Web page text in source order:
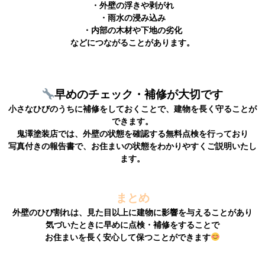
・外壁の浮きや剥がれ
・雨水の浸み込み
・内部の木材や下地の劣化
などにつながることがあります。
早めのチェック・補修が大切です
小さなひびのうちに補修をしておくことで、建物を長く守ることが
できます。
鬼澤塗装店では、外壁の状態を確認する無料点検を行っており
写真付きの報告書で、お住まいの状態をわかりやすくご説明いたし
ます。
まとめ
外壁のひび割れは、見た目以上に建物に影響を与えることがあり
気づいたときに早めに点検・補修をすることで
お住まいを長く安心して保つことができます